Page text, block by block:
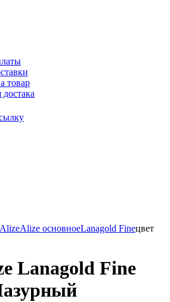
товар
достака
AlizeAlize основноеLanagold Fineцвет
Lanagold Fine